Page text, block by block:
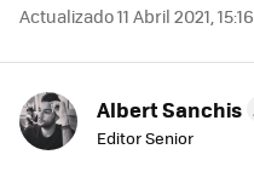
Actualizado 11 Abril 2021, 15:16
Albert Sanchis
Editor Senior